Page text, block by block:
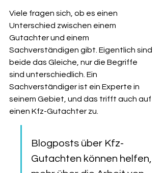
Viele fragen sich, ob es einen
Unterschied zwischen einem
Gutachter und einem
Sachverständigen gibt. Eigentlich sind
beide das Gleiche, nur die Begriffe
sind unterschiedlich. Ein
Sachverständiger ist ein Experte in
seinem Gebiet, und das trifft auch auf
einen Kfz-Gutachter zu.
Blogposts über Kfz-
Gutachten können helfen,